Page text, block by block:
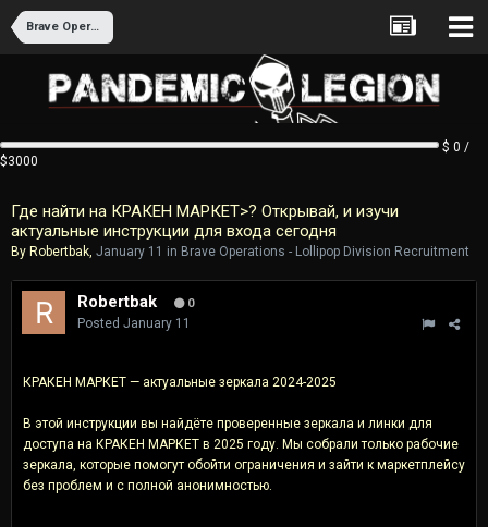
Brave Operations - Lollipop Division Recruitment
$ 0 /
$3000
Где найти на КРАКЕН МАРКЕТ>? Открывай, и изучи
актуальные инструкции для входа cегодня
By Robertbak January 11 in Brave Operations - Lollipop Division Recruitment
Robertbak 0
Posted January 11
КРАКЕН МАРКЕТ — актуальные зеркала 2024-2025
В этой инструкции вы найдёте проверенные зеркала и линки для
доступа на КРАКЕН МАРКЕТ в 2025 году. Мы собрали только рабочие
зеркала, которые помогут обойти ограничения и зайти к маркетплейсу
без проблем и с полной анонимностью.